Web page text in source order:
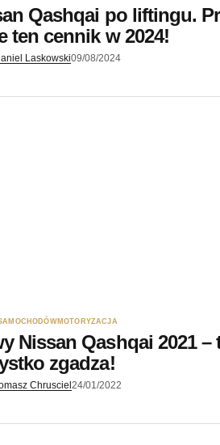
Qashqai po liftingu.
ten cennik w 2024!
Laskowski09/08/2024
MOTORYZACJA
Nissan Qashqai 2021 –
zgadza!
Chrusciel 24/01/2022